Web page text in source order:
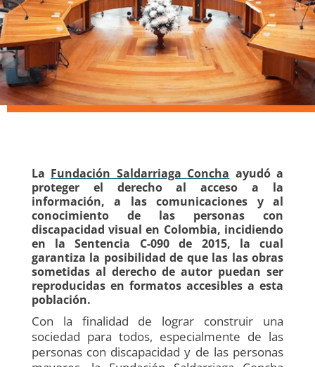
La Fundación Saldarriaga Concha ayudó a
proteger el derecho al acceso a la
información, a las comunicaciones y al
conocimiento de las personas con
discapacidad visual en Colombia, incidiendo
en la Sentencia C-090 de 2015, la cual
garantiza la posibilidad de que las las obras
sometidas al derecho de autor puedan ser
reproducidas en formatos accesibles a esta
población.
Con la finalidad de lograr construir una
sociedad para todos, especialmente de las
personas con discapacidad y de las personas